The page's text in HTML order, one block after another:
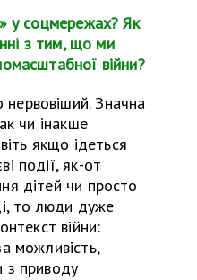
у соцмережах? Як
з тим, що ми
війни?
нервовіший. Значна
чи інакше
якщо ідеться
події, як-от
дітей чи просто
то люди дуже
війни:
можливість,
з приводу